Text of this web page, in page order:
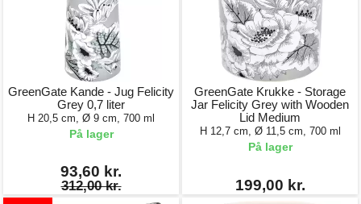
GreenGate Kande - Jug Felicity
Grey 0,7 liter
H 20,5 cm, Ø 9 cm, 700 ml
På lager
93,60 kr.
312,00 kr.
GreenGate Krukke - Storage
Jar Felicity Grey with Wooden
Lid Medium
H 12,7 cm, Ø 11,5 cm, 700 ml
På lager
199,00 kr.